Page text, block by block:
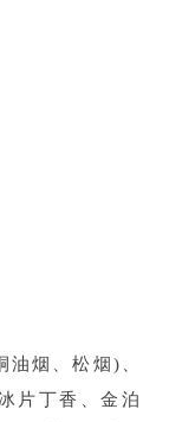
烟、松烟)、
片丁香、金泊